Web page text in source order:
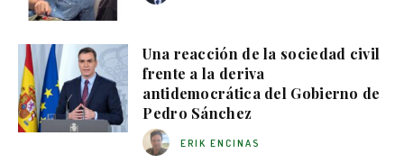
Una reacción de la sociedad civil
frente a la deriva
antidemocrática del Gobierno de
Pedro Sánchez
ERIK ENCINAS